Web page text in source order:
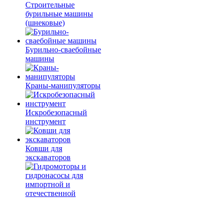
Строительные
бурильные машины
(шнековые)
Бурильно-сваебойные
машины
Краны-манипуляторы
Искробезопасный
инструмент
Ковши для
экскаваторов